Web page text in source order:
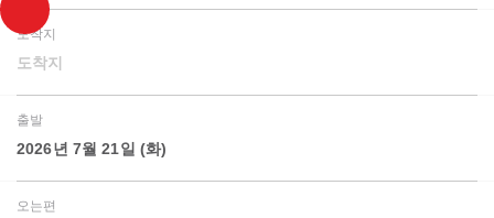
도착지
도착지
출발
2026년 7월 21일 (화)
오는편